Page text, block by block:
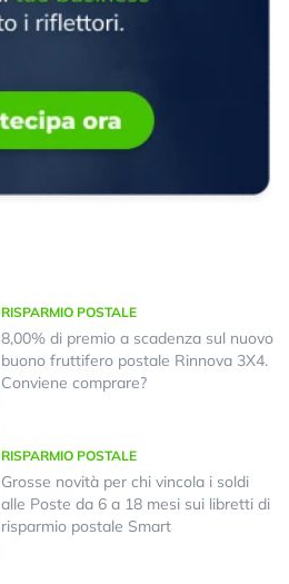
RISPARMIO POSTALE
8,00% di premio a scadenza sul nuovo
buono fruttifero postale Rinnova 3X4.
Conviene comprare?
RISPARMIO POSTALE
Grosse novità per chi vincola i soldi
alle Poste da 6 a 18 mesi sui libretti di
risparmio postale Smart